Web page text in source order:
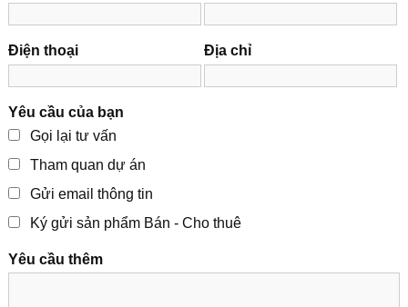
Điện thoại Địa chỉ
Yêu cầu của bạn
Gọi lại tư vấn
Tham quan dự án
Gửi email thông tin
Ký gửi sản phẩm Bán - Cho thuê
Yêu cầu thêm